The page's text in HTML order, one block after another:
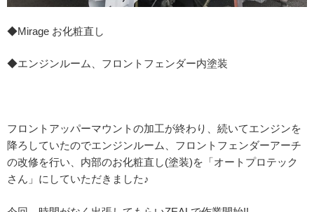
◆Mirage お化粧直し
◆エンジンルーム、フロントフェンダー内塗装
フロントアッパーマウントの加工が終わり、続いてエンジンを
降ろしていたのでエンジンルーム、フロントフェンダーアーチ
の改修を行い、内部のお化粧直し(塗装)を「オートプロテック
さん」にしていただきました♪